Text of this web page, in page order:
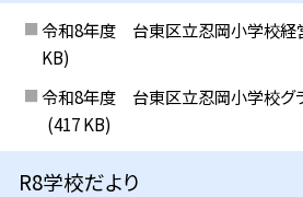
令和8年度 台東区立忍岡小学校経
KB)
令和8年度 台東区立忍岡小学校グ
(417 KB)
R8学校だより